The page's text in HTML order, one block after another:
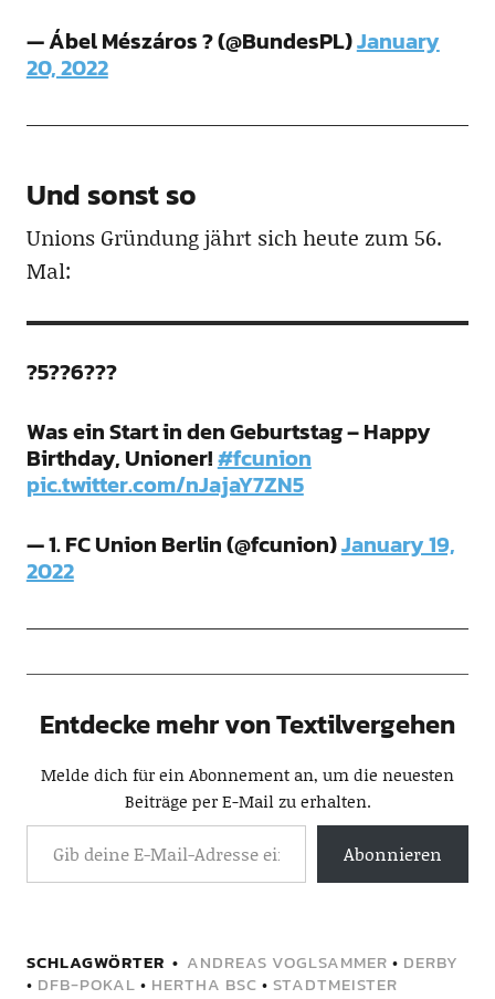
— Ábel Mészáros ? (@BundesPL)January
20, 2022
Und sonst so
Unions Gründung jährt sich heute zum 56.
Mal:
?5??6???
Was ein Start in den Geburtstag – Happy
Birthday, Unioner!#fcunion
pic.twitter.com/nJajaY7ZN5
— 1. FC Union Berlin (@fcunion)January 19,
2022
Entdecke mehr von Textilvergehen
Melde dich für ein Abonnement an, um die neuesten
Beiträge per E-Mail zu erhalten.
Abonnieren
SCHLAGWÖRTER ANDREAS VOGLSAMMER • DERBY
• DFB-POKAL • HERTHA BSC • STADTMEISTER